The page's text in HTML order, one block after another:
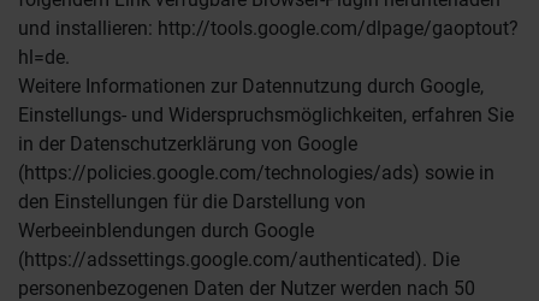
und installieren: http://tools.google.com/dlpage/gaoptout?
hl=de.
Weitere Informationen zur Datennutzung durch Google,
Einstellungs- und Widerspruchsmöglichkeiten, erfahren Sie
in der Datenschutzerklärung von Google
(https://policies.google.com/technologies/ads) sowie in
den Einstellungen für die Darstellung von
Werbeeinblendungen durch Google
(https://adssettings.google.com/authenticated). Die
personenbezogenen Daten der Nutzer werden nach 50